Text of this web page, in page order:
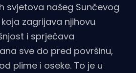
svjetova našeg Sunčevog
zagrijava njihovu
i sprječava
sve do pred površinu,
plime i oseke. To je u